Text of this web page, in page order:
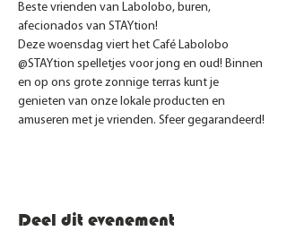
Beste vrienden van Labolobo, buren,
afecionados van STAYtion!
Deze woensdag viert het Café Labolobo
@STAYtion spelletjes voor jong en oud! Binnen
en op ons grote zonnige terras kunt je
genieten van onze lokale producten en
amuseren met je vrienden. Sfeer gegarandeerd!
Deel dit evenement